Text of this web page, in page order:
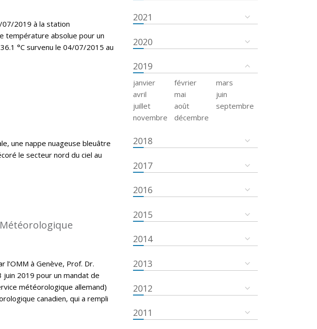
2019 à la station
température absolue pour un
°C survenu le 04/07/2015 au
une nappe nuageuse bleuâtre
le secteur nord du ciel au
l’OMM à Genève, Prof. Dr.
juin 2019 pour un mandat de
météorologique allemand)
canadien, qui a rempli
2021
2020
2019
janvier février
mars
avril
mai
juin
juillet
août
septembre
novembre
décembre
2018
2017
2016
2015
2014
2013
2012
2011